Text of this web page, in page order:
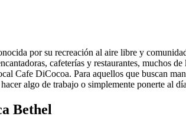
por su recreación al aire libre y
cafeterías y restaurantes,
Cafe DiCocoa. Para aquellos que buscan
algo de trabajo o simplemente ponerte al
Bethel